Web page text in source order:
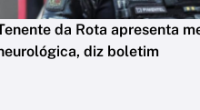
da Rota apresenta
diz boletim